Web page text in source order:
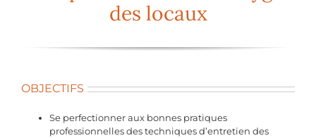
des locaux
OBJECTIFS
Se perfectionner aux bonnes pratiques
professionnelles des techniques d’entretien des